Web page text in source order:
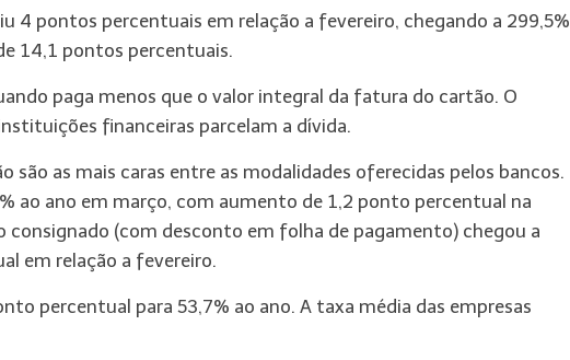
pontos percentuais em relação a fevereiro, chegando a 299,5%
14,1 pontos percentuais.
paga menos que o valor integral da fatura do cartão. O
financeiras parcelam a dívida.
as mais caras entre as modalidades oferecidas pelos bancos.
ao ano em março, com aumento de 1,2 ponto percentual na
(com desconto em folha de pagamento) chegou a
em relação a fevereiro.
percentual para 53,7% ao ano. A taxa média das empresas